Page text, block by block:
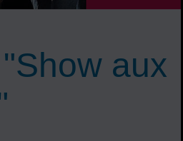
aux